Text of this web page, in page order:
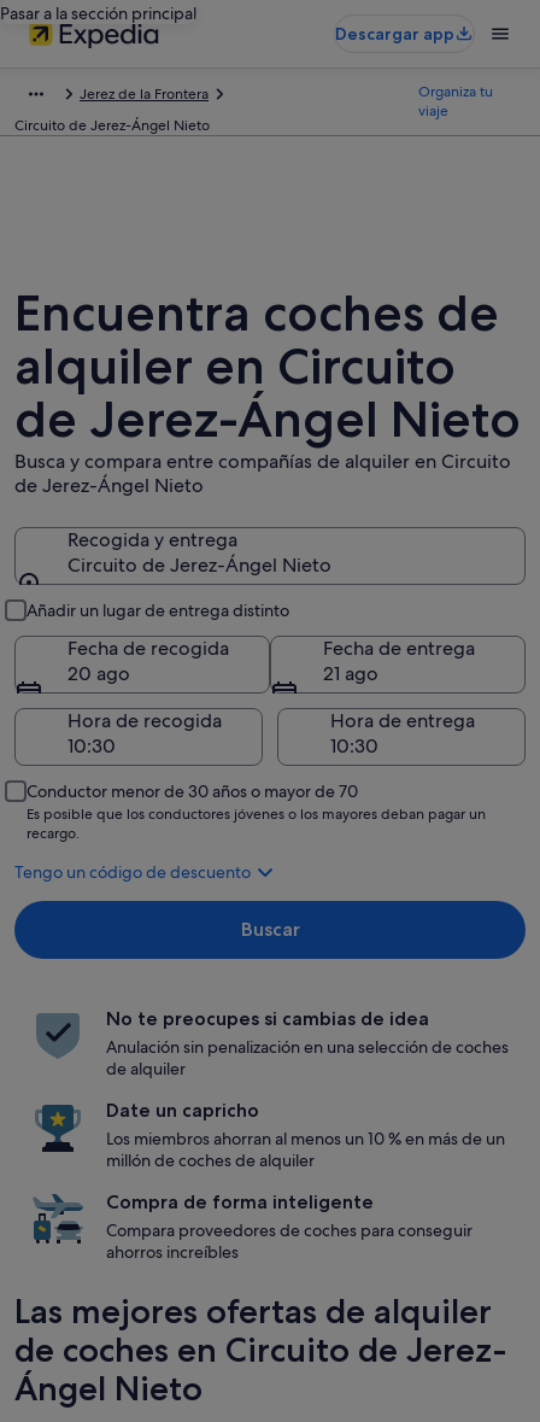
Pasar a la sección principal
Descargar app
Jerez de la Frontera
Circuito de Jerez-Ángel Nieto
Organiza tu
viaje
Encuentra coches de
alquiler en Circuito
de Jerez-Ángel Nieto
Busca y compara entre compañías de alquiler en Circuito
de Jerez-Ángel Nieto
Recogida y entrega
Circuito de Jerez-Ángel Nieto
Añadir un lugar de entrega distinto
Fecha de recogida
20 ago
Fecha de entrega
21 ago
Hora de recogida
Hora de entrega
Conductor menor de 30 años o mayor de 70
Es posible que los conductores jóvenes o los mayores deban pagar un
recargo.
Tengo un código de descuento
Buscar
No te preocupes si cambias de idea
Anulación sin penalización en una selección de coches
de alquiler
Date un capricho
Los miembros ahorran al menos un 10 % en más de un
millón de coches de alquiler
Compra de forma inteligente
Compara proveedores de coches para conseguir
ahorros increíbles
Las mejores ofertas de alquiler
de coches en Circuito de Jerez-
Ángel Nieto